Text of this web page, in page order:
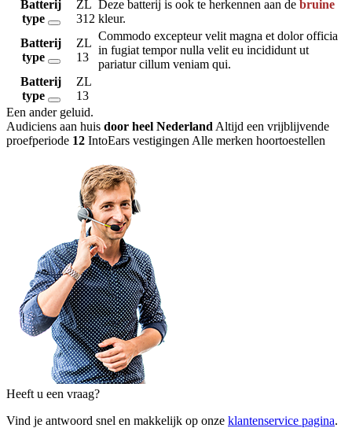
Batterij
type
ZL
312
Deze batterij is ook te herkennen aan de bruine
kleur.
Batterij
type
ZL
13
Commodo excepteur velit magna et dolor officia
in fugiat tempor nulla velit eu incididunt ut
pariatur cillum veniam qui.
Batterij
type
ZL
13
Een ander geluid.
Audiciens aan huis door heel Nederland Altijd een vrijblijvende
proefperiode 12 IntoEars vestigingen Alle merken hoortoestellen
Heeft u een vraag?
Vind je antwoord snel en makkelijk op onze klantenservice pagina.